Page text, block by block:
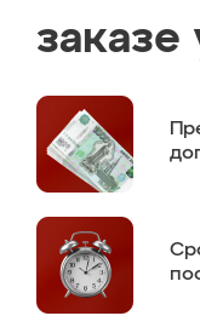
заказе